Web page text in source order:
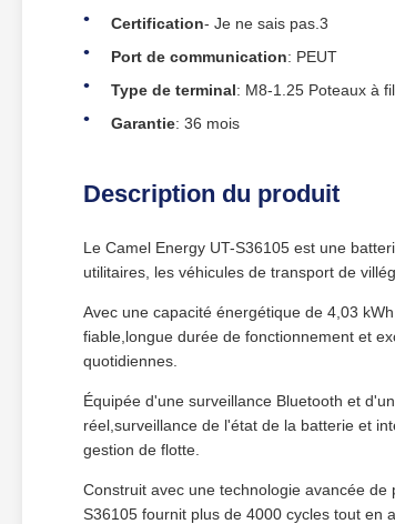
Certification- Je ne sais pas.3
Port de communication: PEUT
Type de terminal: M8-1.25 Poteaux à
Garantie: 36 mois
Description du produit
Le Camel Energy UT-S36105 est une
utilitaires, les véhicules de transport de
Avec une capacité énergétique de 4,03
fiable,longue durée de fonctionnement et
quotidiennes.
Équipée d'une surveillance Bluetooth et
réel,surveillance de l'état de la batterie et
gestion de flotte.
Construit avec une technologie avancée
S36105 fournit plus de 4000 cycles tout en